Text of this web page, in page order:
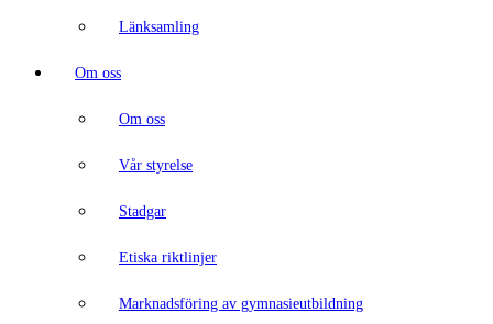
Länksamling
Om oss
Om oss
Vår styrelse
Stadgar
Etiska riktlinjer
Marknadsföring av gymnasieutbildning